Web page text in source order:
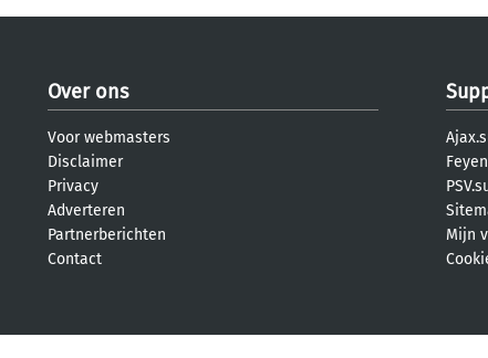
Over ons
Voor webmasters
Disclaimer
Privacy
Adverteren
Partnerberichten
Contact
Mijn